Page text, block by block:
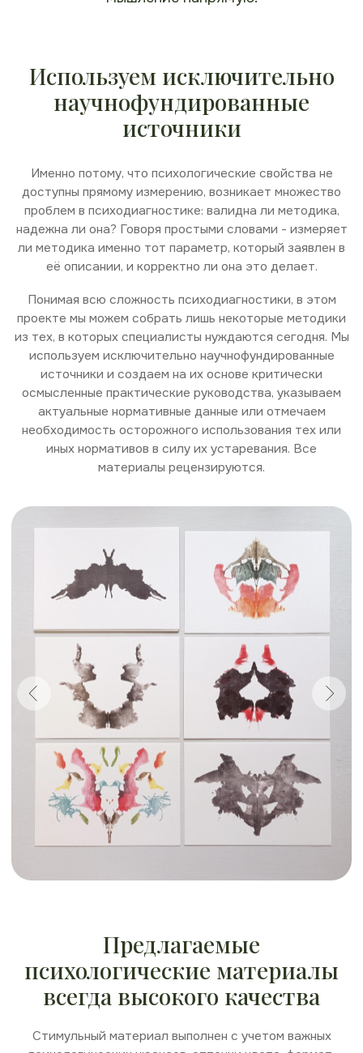
Предлагаемые
психологические материалы
всегда высокого качества
Стимульный материал выполнен с учетом важных
психологических нюансов: оттенки цвета, формат,
масштаб изображений, ширина полей и другие
особенности, искажение которых может внести
изменения в результаты исследования. Мы также
стремимся использовать экологические материалы
приятной.
коллегам, которые помогают делать руководства
лучше! За дизайн логотипа спасибо Ивановой Дарине.
предоставляем коммерческие предложения,
https://www.rusprofile.ru/ip/319505000036767